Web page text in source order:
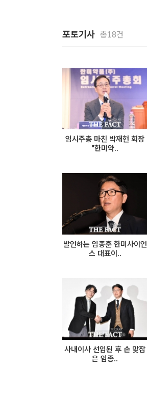
포토기사 총18건
임시주총 마친 박재현 회장
"한미약..
발언하는 임종훈 한미사이언
스 대표이..
사내이사 선임된 후 손 맞잡
은 임종..